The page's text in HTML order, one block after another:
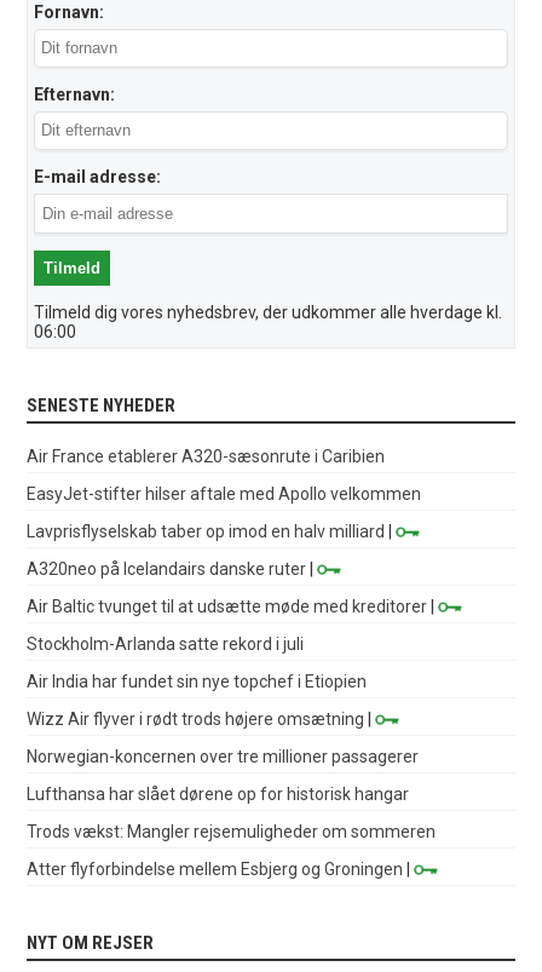
Fornavn:
Efternavn:
E-mail adresse:
Tilmeld dig vores nyhedsbrev, der udkommer alle hverdage kl.
06:00
SENESTE NYHEDER
Air France etablerer A320-sæsonrute i Caribien
EasyJet-stifter hilser aftale med Apollo velkommen
Lavprisflyselskab taber op imod en halv milliard
|
A320neo på Icelandairs danske ruter |
Air Baltic tvunget til at udsætte møde med kreditorer |
Stockholm-Arlanda satte rekord i juli
Air India har fundet sin nye topchef i Etiopien
Wizz Air flyver i rødt trods højere omsætning |
Norwegian-koncernen over tre millioner passagerer
Lufthansa har slået dørene op for historisk hangar
Trods vækst: Mangler rejsemuligheder om sommeren
Atter flyforbindelse mellem Esbjerg og Groningen |
NYT OM REJSER